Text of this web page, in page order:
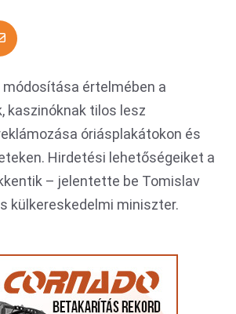
értelmében a
kaszinóknak tilos lesz
óriásplakátokon és
Hirdetési lehetőségeiket a
– jelentette be Tomislav
külkereskedelmi miniszter.